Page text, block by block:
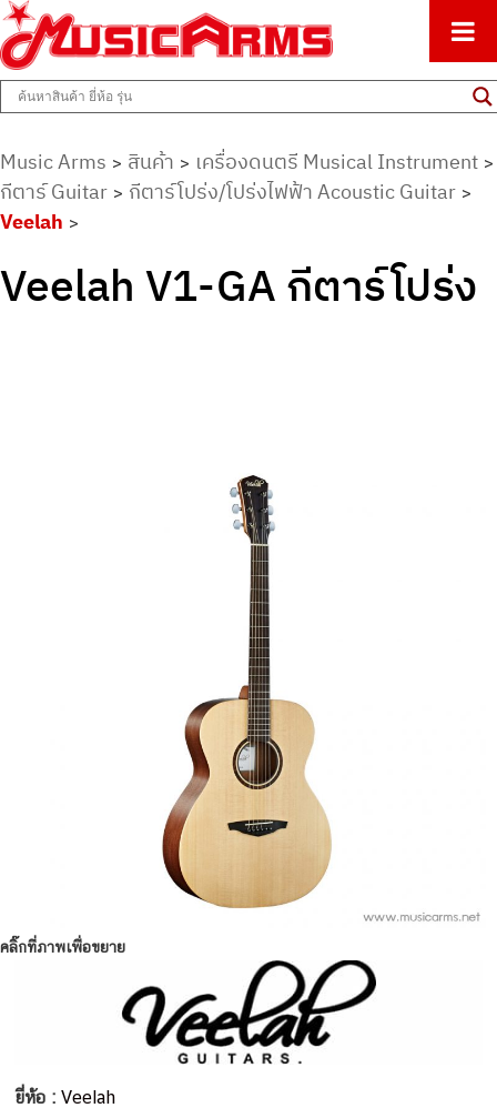
Music Arms
ศูนย์รวมครื่องดนตรีทุกชนิด ตั้งแต่เริ่มต้นถึงมืออาชีพ
Music Arms > สินค้า > เครื่องดนตรี Musical Instrument >
กีตาร์ Guitar > กีตาร์โปร่ง/โปร่งไฟฟ้า Acoustic Guitar >
Veelah >
Veelah V1-GA กีตาร์โปร่ง
คลิ๊กที่ภาพเพื่อขยาย
ยี่ห้อ :Veelah